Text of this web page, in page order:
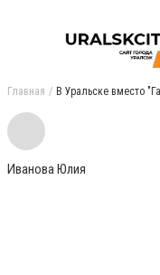
Главная В Уральске вместо
Иванова Юлия